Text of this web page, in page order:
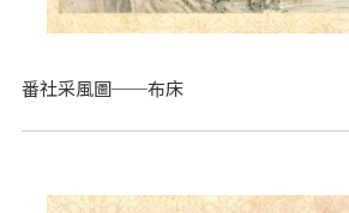
番社采風圖──布床